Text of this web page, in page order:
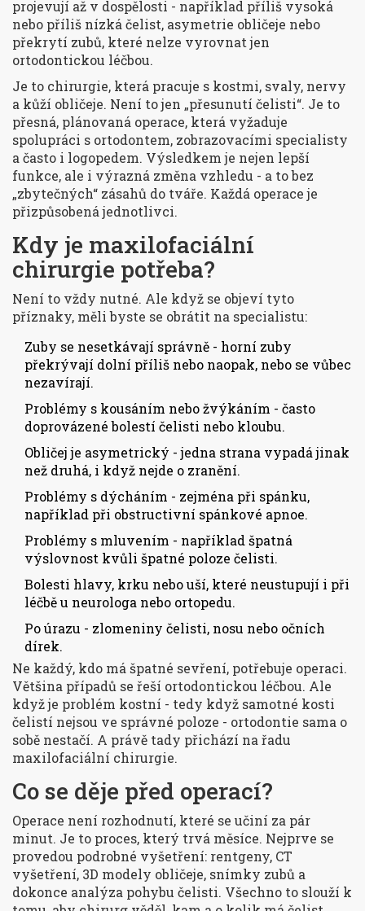
projevují až v dospělosti - například příliš vysoká
nebo příliš nízká čelist, asymetrie obličeje nebo
překrytí zubů, které nelze vyrovnat jen
ortodontickou léčbou.
Je to chirurgie, která pracuje s kostmi, svaly, nervy
a kůží obličeje. Není to jen „přesunutí čelisti“. Je to
přesná, plánovaná operace, která vyžaduje
spolupráci s ortodontem, zobrazovacími specialisty
a často i logopedem. Výsledkem je nejen lepší
funkce, ale i výrazná změna vzhledu - a to bez
„zbytečných“ zásahů do tváře. Každá operace je
přizpůsobená jednotlivci.
Kdy je maxilofaciální
chirurgie potřeba?
Není to vždy nutné. Ale když se objeví tyto
příznaky, měli byste se obrátit na specialistu:
Zuby se nesetkávají správně - horní zuby
překrývají dolní příliš nebo naopak, nebo se vůbec
nezavírají.
Problémy s kousáním nebo žvýkáním - často
doprovázené bolestí čelisti nebo kloubu.
Obličej je asymetrický - jedna strana vypadá jinak
než druhá, i když nejde o zranění.
Problémy s dýcháním - zejména při spánku,
například při obstructivní spánkové apnoe.
Problémy s mluvením - například špatná
výslovnost kvůli špatné poloze čelisti.
Bolesti hlavy, krku nebo uší, které neustupují i při
léčbě u neurologa nebo ortopedu.
Po úrazu - zlomeniny čelisti, nosu nebo očních
dírek.
Ne každý, kdo má špatné sevření, potřebuje operaci.
Většina případů se řeší ortodontickou léčbou. Ale
když je problém kostní - tedy když samotné kosti
čelistí nejsou ve správné poloze - ortodontie sama o
sobě nestačí. A právě tady přichází na řadu
maxilofaciální chirurgie.
Co se děje před operací?
Operace není rozhodnutí, které se učiní za pár
minut. Je to proces, který trvá měsíce. Nejprve se
provedou podrobné vyšetření: rentgeny, CT
vyšetření, 3D modely obličeje, snímky zubů a
dokonce analýza pohybu čelisti. Všechno to slouží k